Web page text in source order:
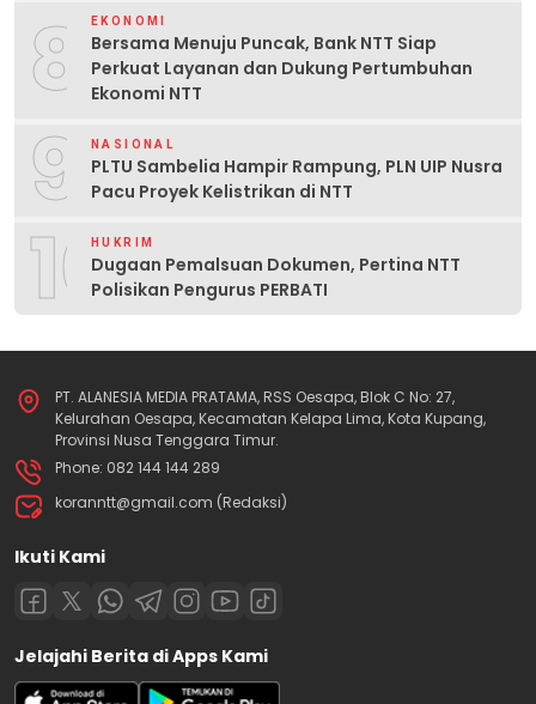
8 EKONOMI
Bersama Menuju Puncak, Bank NTT Siap
Perkuat Layanan dan Dukung Pertumbuhan
Ekonomi NTT
9 NASIONAL
PLTU Sambelia Hampir Rampung, PLN UIP Nusra
Pacu Proyek Kelistrikan di NTT
10HUKRIM
Dugaan Pemalsuan Dokumen, Pertina NTT
Polisikan Pengurus PERBATI
PT. ALANESIA MEDIA PRATAMA, RSS Oesapa, Blok C No: 27,
Kelurahan Oesapa, Kecamatan Kelapa Lima, Kota Kupang,
Provinsi Nusa Tenggara Timur.
Phone: 082 144 144 289
koranntt@gmail.com (Redaksi)
Ikuti Kami
Jelajahi Berita di Apps Kami